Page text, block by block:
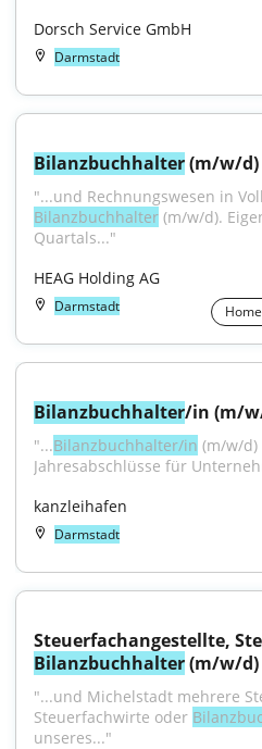
Dorsch Service GmbH
Darmstadt
Bilanzbuchhalter (m/w/d)
Bilanzbuchhalter (m/w/d).
Quartals..."
HEAG Holding AG
Darmstadt
Bilanzbuchhalter/in (m/
"...Bilanzbuchhalter/in (m/w/d)
Jahresabschlüsse für
kanzleihafen
Darmstadt
Bilanzbuchhalter (m/w/d)
"...und Michelstadt mehrere
Steuerfachwirte oder
unseres..."